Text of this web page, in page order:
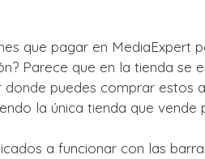
que pagar en MediaExpert
Parece que en la tienda se
donde puedes comprar estos
la única tienda que vende
a funcionar con las